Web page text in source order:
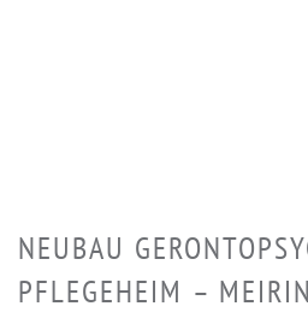
NEUBAU
PFLEGEHEIM –